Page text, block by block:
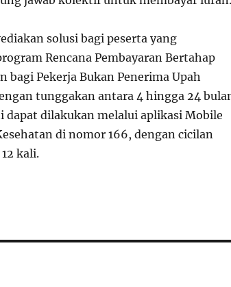
solusi bagi peserta yang
Rencana Pembayaran Bertahap
bagi Pekerja Bukan Penerima Upah
tunggakan antara 4 hingga 24
dilakukan melalui aplikasi Mobile
di nomor 166, dengan cicilan
kali.